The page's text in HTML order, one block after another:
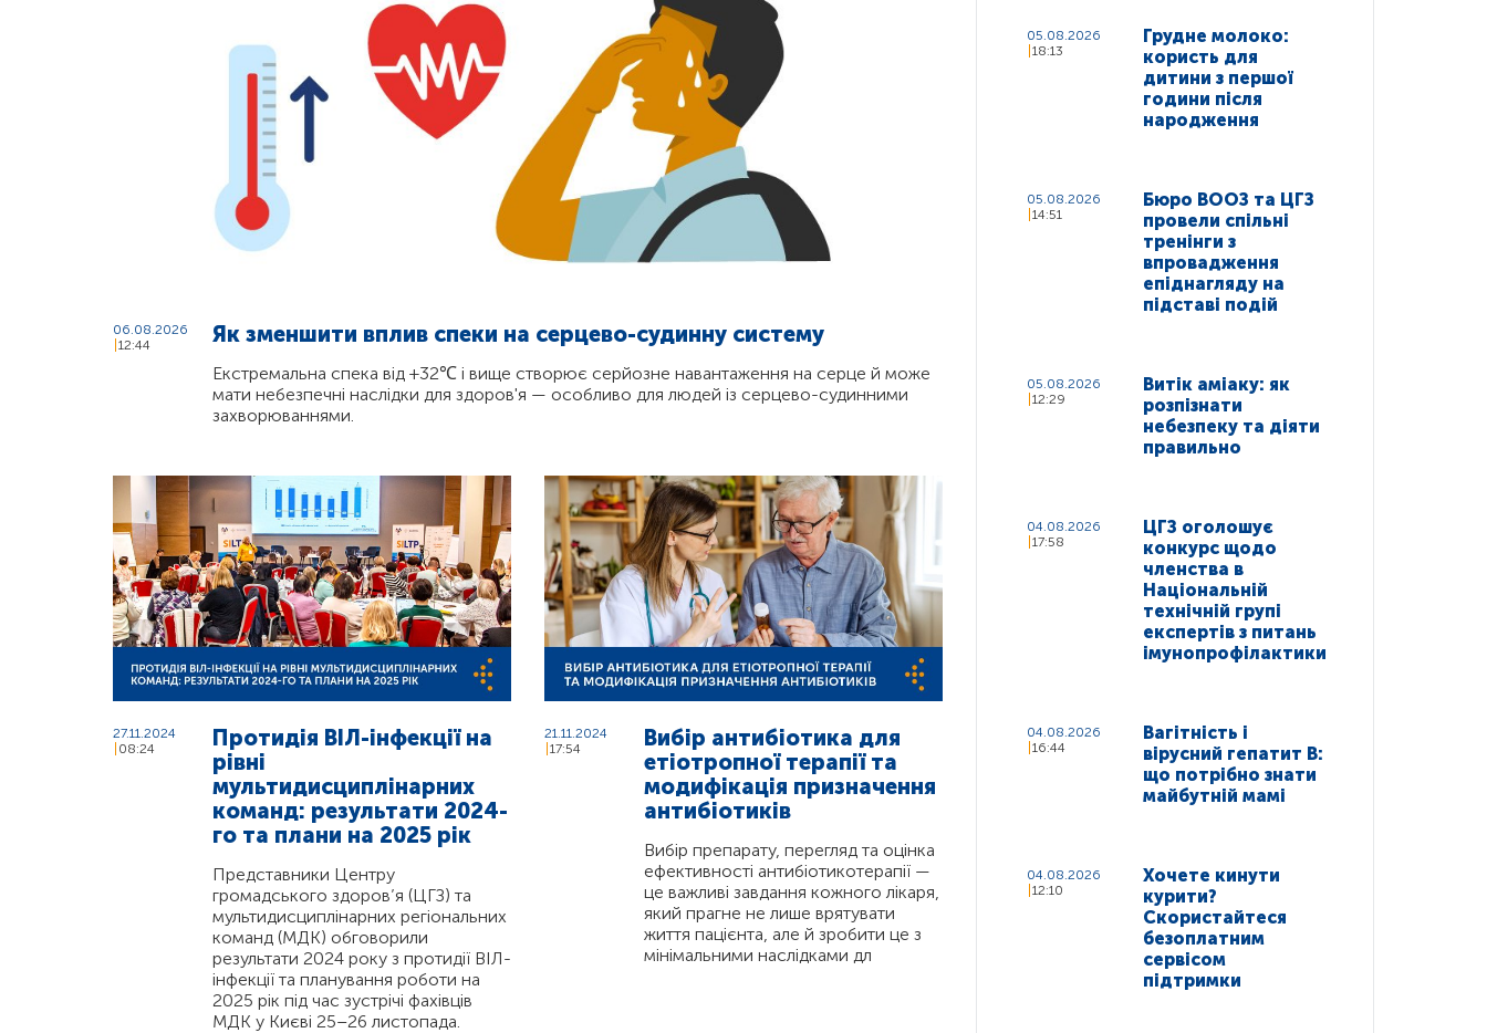
06.08.2026
12:44
Як зменшити вплив спеки на серцево-судинну систему
Екстремальна спека від +32℃ і вище створює серйозне навантаження на серце й може
мати небезпечні наслідки для здоров'я — особливо для людей із серцево-судинними
захворюваннями.
27.11.2024
08:24
Протидія ВІЛ-інфекції на
рівні
мультидисциплінарних
команд: результати 2024-
го та плани на 2025 рік
Представники Центру
громадського здоров’я (ЦГЗ) та
мультидисциплінарних регіональних
команд (МДК) обговорили
результати 2024 року з протидії ВІЛ-
інфекції та планування роботи на
2025 рік під час зустрічі фахівців
МДК у Києві 25–26 листопада.
21.11.2024
17:54
Вибір антибіотика для
етіотропної терапії та
модифікація призначення
антибіотиків
Вибір препарату, перегляд та оцінка
ефективності антибіотикотерапії —
це важливі завдання кожного лікаря,
який прагне не лише врятувати
життя пацієнта, але й зробити це з
мінімальними наслідками дл
05.08.2026
18:13
Грудне молоко:
користь для
дитини з першої
години після
народження
05.08.2026
14:51
Бюро ВООЗ та ЦГЗ
провели спільні
тренінги з
впровадження
епіднагляду на
підставі подій
05.08.2026
12:29
Витік аміаку: як
розпізнати
небезпеку та діяти
правильно
04.08.2026
17:58
ЦГЗ оголошує
конкурс щодо
членства в
Національній
технічній групі
експертів з питань
імунопрофілактики
04.08.2026
16:44
Вагітність і
вірусний гепатит В:
що потрібно знати
майбутній мамі
04.08.2026
12:10
Хочете кинути
курити?
Скористайтеся
безоплатним
сервісом
підтримки